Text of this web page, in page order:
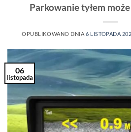
Parkowanie tyłem
OPUBLIKOWANO DNIA6 LISTOPADA
06
listopada